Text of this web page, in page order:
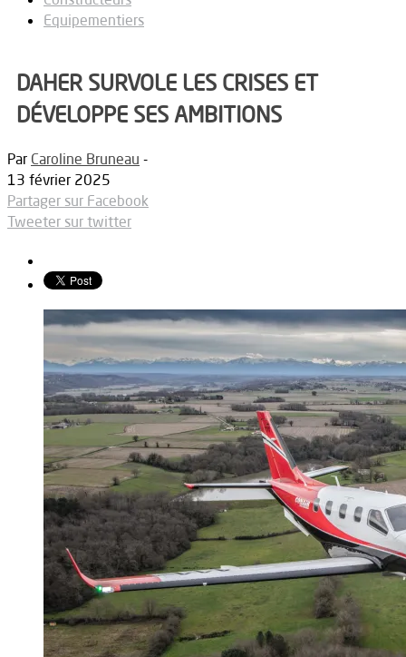
Equipementiers
DAHER SURVOLE LES CRISES ET
DÉVELOPPE SES AMBITIONS
Par Caroline Bruneau -
13 février 2025
Partager sur Facebook
Tweeter sur twitter